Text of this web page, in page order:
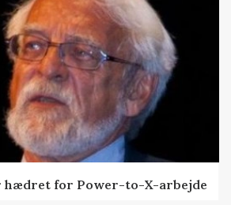
hædret for Power-to-X-arbejde